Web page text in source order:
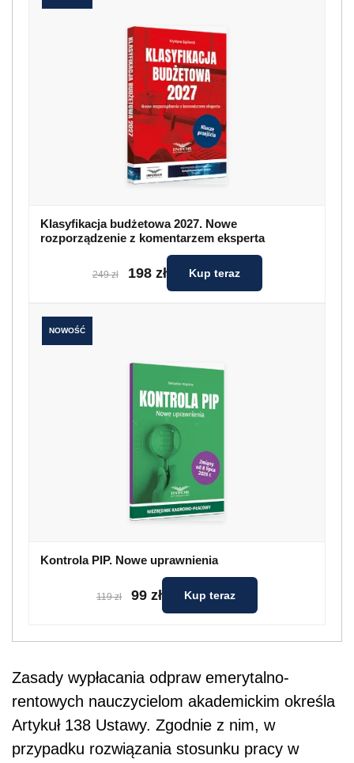
Klasyfikacja budżetowa 2027. Nowe
rozporządzenie z komentarzem eksperta
249 zł 198 zł Kup teraz
NOWOŚĆ
Kontrola PIP. Nowe uprawnienia
119 zł 99 zł Kup teraz
Zasady wypłacania odpraw emerytalno-
rentowych nauczycielom akademickim określa
Artykuł 138 Ustawy. Zgodnie z nim, w
przypadku rozwiązania stosunku pracy w